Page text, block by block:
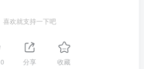
喜欢就支持一下吧
0 分享 收藏